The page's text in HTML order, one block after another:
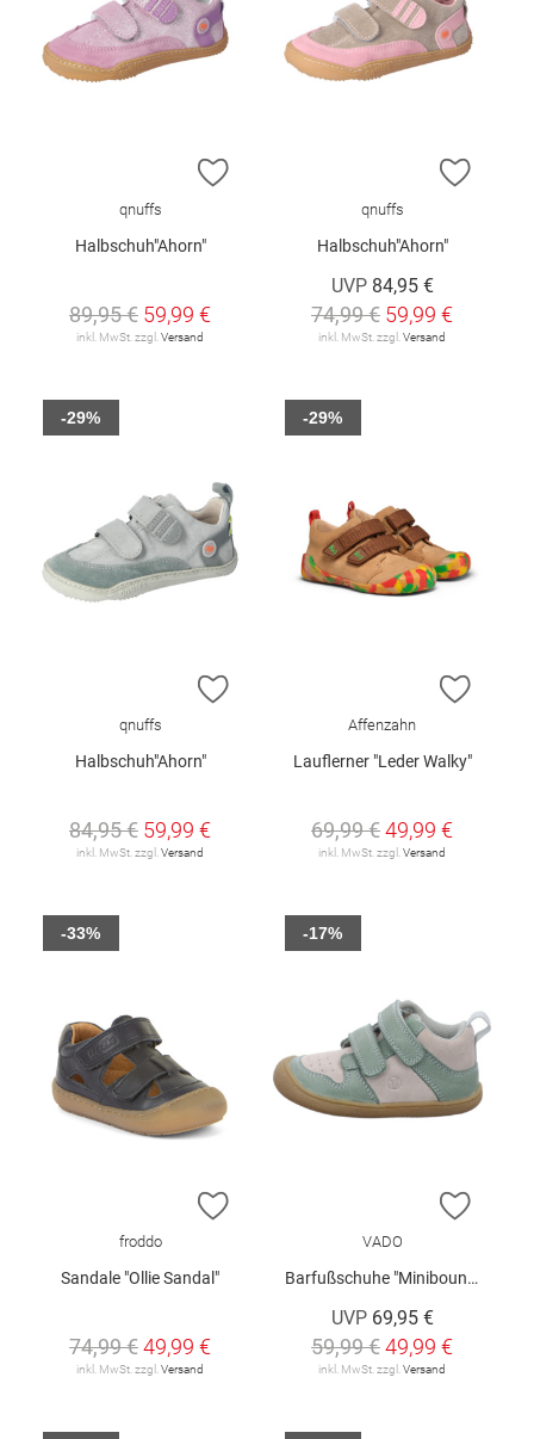
ZUR WUNSCHLISTE HINZUFÜGEN
qnuffs
Halbschuh"Ahorn"
89,95 € 59,99 €
inkl. MwSt. zzgl. Versand
ZUR
qnuffs
Halbschuh"Ahorn"
UVP 84,95 €
74,99 € 59,99 €
inkl. MwSt. zzgl. Versand
ZUR WUNSCHLISTE HINZUFÜGEN
qnuffs
Halbschuh"Ahorn"
84,95 € 59,99 €
inkl. MwSt. zzgl.Versand
-29%
ZUR
Affenzahn
Lauflerner "Leder Walky"
69,99 €49,99 €
inkl. MwSt. zzgl.Versand
-29%
ZUR WUNSCHLISTE HINZUFÜGEN
froddo
Sandale "Ollie Sandal"
74,99 €49,99 €
inkl. MwSt. zzgl.Versand
-33%
ZUR
VADO
Barfußschuhe "Minibounce"
UVP 69,95 €
59,99 €49,99 €
inkl. MwSt. zzgl.Versand
-17%